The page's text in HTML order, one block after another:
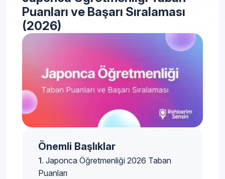
Puanları ve Başarı Sıralaması
(2026)
Önemli Başlıklar
Japonca Öğretmenliği 2026 Taban
Puanları